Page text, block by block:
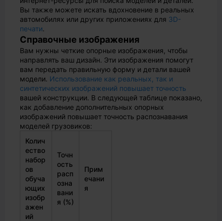
Вы также можете искать вдохновение в реальных
автомобилях или других приложениях для 3D-
печати.
Справочные изображения
Вам нужны четкие опорные изображения, чтобы
направлять ваш дизайн. Эти изображения помогут
вам передать правильную форму и детали вашей
модели. Использование как реальных, так и
синтетических изображений повышает точность
вашей конструкции. В следующей таблице показано,
как добавление дополнительных опорных
изображений повышает точность распознавания
моделей грузовиков:
Колич
ество
набор
ов
обуча
ющих
изобр
ажен
ий
Точн
ость
расп
озна
вани
я (%)
Прим
ечани
я